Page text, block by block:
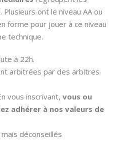
ont le niveau AA ou
forme pour jouer à ce niveau
technique.
à 22h.
arbitrées par des arbitres
vous inscrivant, vous ou
adhérer à nos valeurs de
déconseillés